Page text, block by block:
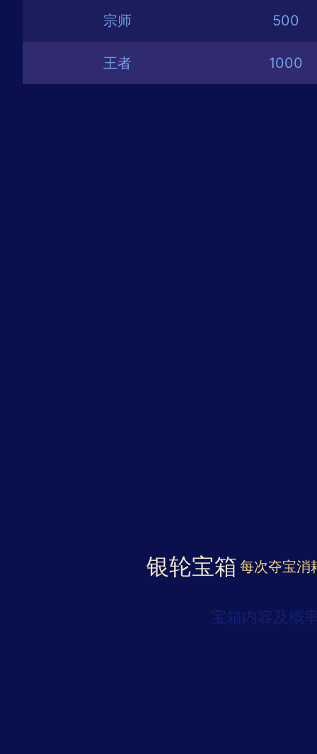
宗师 500
王者 1000
银轮宝箱 每次夺宝消
宝箱内容及概